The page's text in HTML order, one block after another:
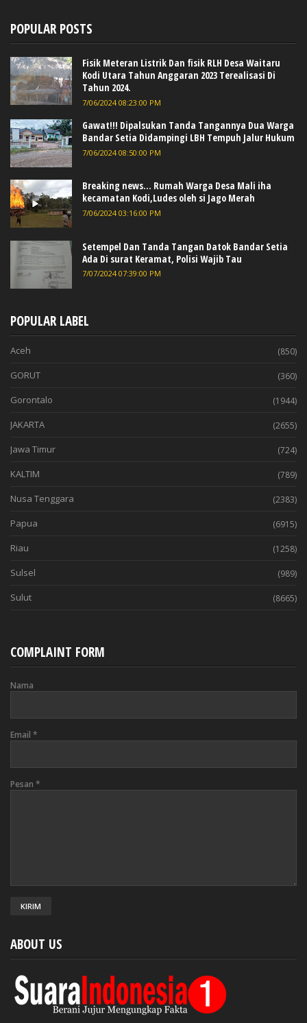
POPULAR POSTS
Fisik Meteran Listrik Dan fisik RLH Desa Waitaru
Kodi Utara Tahun Anggaran 2023 Terealisasi Di
Tahun 2024.
7/06/2024 08:23:00 PM
Gawat!!! Dipalsukan Tanda Tangannya Dua Warga
Bandar Setia Didampingi LBH Tempuh Jalur Hukum
7/06/2024 08:50:00 PM
Breaking news... Rumah Warga Desa Mali iha
kecamatan Kodi,Ludes oleh si Jago Merah
7/06/2024 03:16:00 PM
Setempel Dan Tanda Tangan Datok Bandar Setia
Ada Di surat Keramat, Polisi Wajib Tau
7/07/2024 07:39:00 PM
POPULAR LABEL
Aceh (850)
GORUT (360)
Gorontalo (1944)
JAKARTA (2655)
Jawa Timur (724)
KALTIM (789)
Nusa Tenggara (2383)
Papua (6915)
Riau (1258)
Sulsel (989)
Sulut (8665)
COMPLAINT FORM
Nama
Email *
Pesan *
ABOUT US